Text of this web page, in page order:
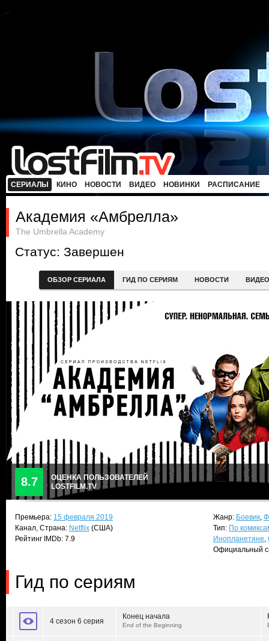
СЕРИАЛЫ КИНО НОВОСТИ ВИДЕО НОВИНКИ РАСПИСАНИЕ
Академия «Амбрелла»
The Umbrella Academy
Статус: Завершен
ОБЗОР СЕРИАЛА ГИД ПО СЕРИЯМ НОВОСТИ ВИДЕО
8.7
ОЦЕНКА ПОЛЬЗОВАТЕЛЕЙ
LOSTFILM.TV
Премьера: 15 февраля 2019
Канал, Страна: Netflix (США)
Рейтинг IMDb: 7.9
Жанр: Боевик,
Тип: По
Инопланетяне,
Официальный
Гид по сериям
4 сезон 6 серия
Конец начала
End of the Beginning